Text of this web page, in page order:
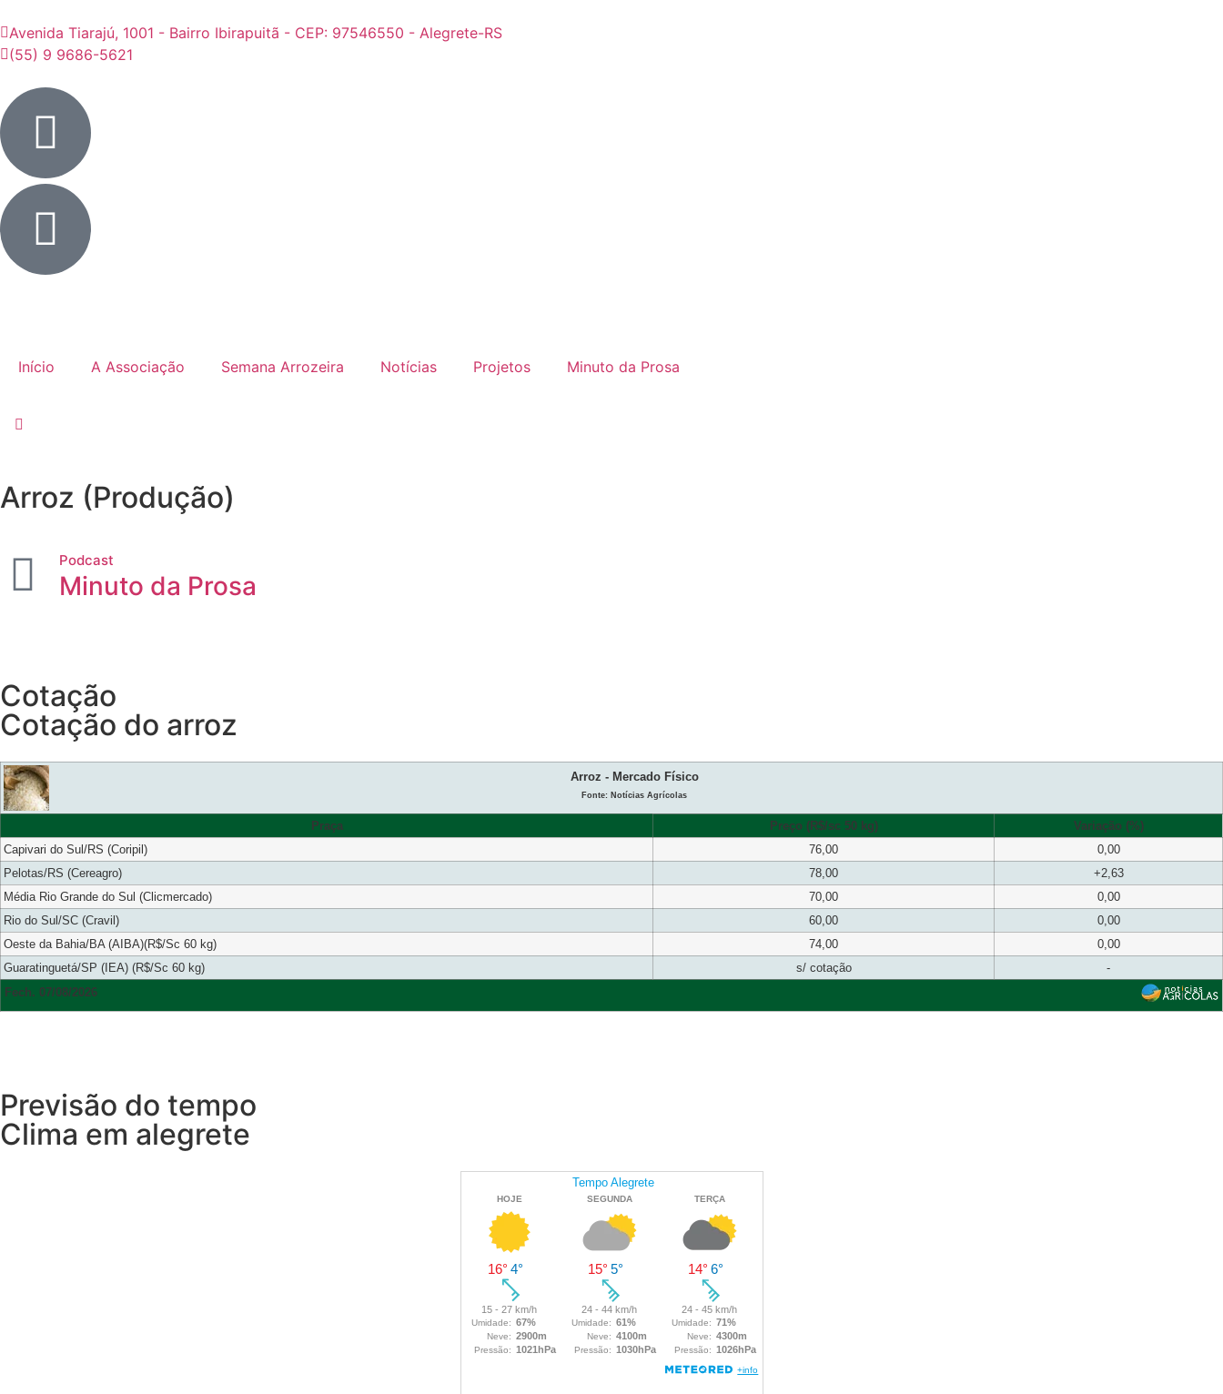
Avenida Tiarajú, 1001 - Bairro Ibirapuitã - CEP: 97546550 - Alegrete-RS
(55) 9 9686-5621
Início A Associação Semana Arrozeira Notícias Projetos Minuto da Prosa
Arroz (Produção)
Podcast
Minuto da Prosa
Cotação
Cotação do arroz
Arroz - Mercado Físico
Fonte: Notícias Agrícolas
Praça Preço (R$/sc 50 kg)
Variação (%)
Capivari do Sul/RS (Coripil)
76,00
0,00
Pelotas/RS (Cereagro)
78,00
+2,63
Média Rio Grande do Sul (Clicmercado)
70,00
0,00
Rio do Sul/SC (Cravil)
60,00
0,00
Oeste da Bahia/BA (AIBA)(R$/Sc 60 kg)
74,00
0,00
Guaratinguetá/SP (IEA) (R$/Sc 60 kg)
s/ cotação
-
Fech. 07/08/2026
Previsão do tempo
Clima em alegrete